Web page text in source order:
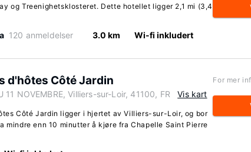
og Treenighetsklosteret. Dette hotellet ligger 2,1 mi (3,4
120 anmeldelser 3.0 km Wi-fi inkludert
d'hôtes Côté Jardin
11 NOVEMBRE, Villiers-sur-Loir, 41100, FR Vis kart
Côté Jardin ligger i hjertet av Villiers-sur-Loir, og bor
mindre enn 10 minutter å kjøre fra Chapelle Saint Pierre
For mer